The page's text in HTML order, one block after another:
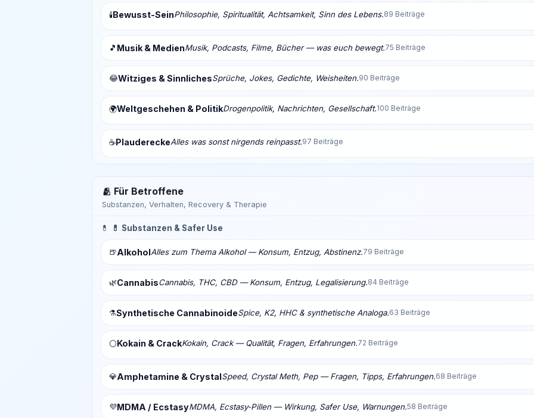
🕯️Bewusst-SeinPhilosophie, Spiritualität, Achtsamkeit, Sinn des Lebens.89 Beiträge
🎵 Musik & MedienMusik, Podcasts, Filme, Bücher — was euch bewegt.75 Beiträge
😂Witziges & SinnlichesSprüche, Jokes, Gedichte, Weisheiten.90 Beiträge
🌍Weltgeschehen & PolitikDrogenpolitik, Nachrichten, Gesellschaft.100 Beiträge
☕PlaudereckeAlles was sonst nirgends reinpasst.97 Beiträge
🫂 Für Betroffene
Substanzen, Verhalten, Recovery & Therapie
💊 💊 Substanzen & Safer Use
🍺AlkoholAlles zum Thema Alkohol — Konsum, Entzug, Abstinenz.79 Beiträge
🌿CannabisCannabis, THC, CBD — Konsum, Entzug, Legalisierung.84 Beiträge
⚗️Synthetische CannabinoideSpice, K2, HHC & synthetische Analoga.63 Beiträge
⚪Kokain & CrackKokain, Crack — Qualität, Fragen, Erfahrungen.72 Beiträge
💎Amphetamine & CrystalSpeed, Crystal Meth, Pep — Fragen, Tipps, Erfahrungen.68 Beiträge
💜MDMA / EcstasyMDMA, Ecstasy-Pillen — Wirkung, Safer Use, Warnungen.58 Beiträge